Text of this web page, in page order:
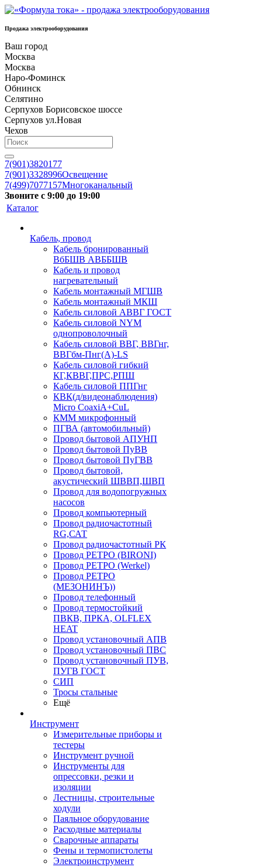
Продажа электрооборудования
Ваш город
Москва
Москва
Наро-Фоминск
Обнинск
Селятино
Серпухов Борисовское шоссе
Серпухов ул.Новая
Чехов
7(901)3820177
7(901)3328996Освещение
7(499)7077157Многоканальный
Звоните с 9:00 до 19:00
Каталог
Кабель, провод
Кабель бронированный
ВбБШВ АВББШВ
Кабель и провод
нагревательный
Кабель монтажный МГШВ
Кабель монтажный МКШ
Кабель силовой АВВГ ГОСТ
Кабель силовой NYM
однопроволочный
Кабель силовой ВВГ, ВВГнг,
ВВГбм-Пнг(А)-LS
Кабель силовой гибкий
КГ,КВВГ,ПРС,РПШ
Кабель силовой ППГнг
КВК(д/видеонаблюдения)
Micro CoaxiA+CuL
КММ микрофонный
ПГВА (автомобильный)
Провод бытовой АПУНП
Провод бытовой ПуВВ
Провод бытовой ПуГВВ
Провод бытовой,
акустический ШВВП,ШВП
Провод для водопогружных
насосов
Провод компьютерный
Провод радиочастотный
RG,САТ
Провод радиочастотный РК
Провод РЕТРО (BIRONI)
Провод РЕТРО (Werkel)
Провод РЕТРО
(МЕЗОНИНЪ))
Провод телефонный
Провод термостойкий
ПВКВ, ПРКА, OLFLEX
HEAT
Провод установочный АПВ
Провод установочный ПВС
Провод установочный ПУВ,
ПУГВ ГОСТ
СИП
Тросы стальные
Ещё
Инструмент
Измерительные приборы и
тестеры
Инструмент ручной
Инструменты для
опрессовки, резки и
изоляции
Лестницы, строительные
ходули
Паяльное оборудование
Расходные материалы
Сварочные аппараты
Фены и термопистолеты
Электроинструмент